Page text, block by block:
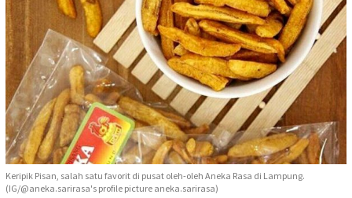
Keripik Pisan, salah satu favorit di pusat oleh-oleh Aneka Rasa di Lampung.
(IG/@aneka.sarirasa's profile picture aneka.sarirasa)